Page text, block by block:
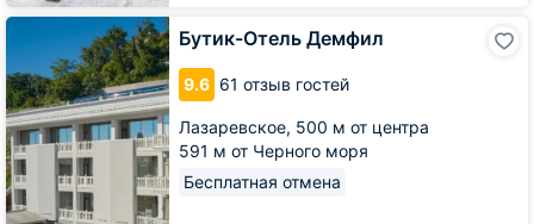
Бутик-Отель Демфил
9.6 61 отзыв гостей
Лазаревское, 500 м от центра
591 м от Черного моря
Бесплатная отмена
Бутик-
Демфил